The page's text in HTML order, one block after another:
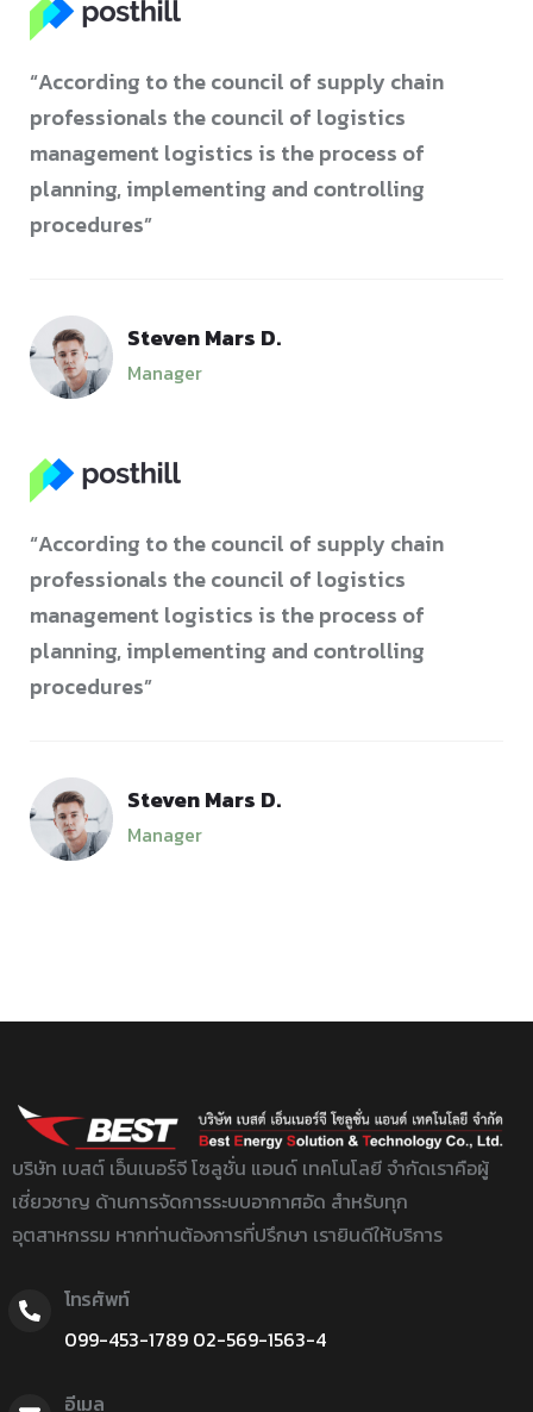
“According to the council of supply chain
professionals the council of logistics
management logistics is the process of
planning, implementing and controlling
procedures”
Steven Mars D.
Manager
“According to the council of supply chain
professionals the council of logistics
management logistics is the process of
planning, implementing and controlling
procedures”
Steven Mars D.
Manager
บริษัท เบสต์ เอ็นเนอร์จี โซลูชั่น แอนด์ เทคโนโลยี จำกัดเราคือผู้
เชี่ยวชาญ ด้านการจัดการระบบอากาศอัด สำหรับทุก
อุตสาหกรรม หากท่านต้องการที่ปรึกษา เรายินดีให้บริการ
โทรศัพท์
099-453-1789 02-569-1563-4
อีเมล